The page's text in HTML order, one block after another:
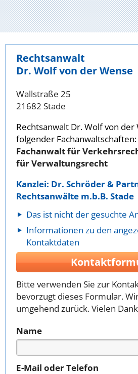
Rechtsanwalt
Dr. Wolf von der Wense
Wallstraße 25
21682 Stade
Rechtsanwalt Dr. Wolf von
folgender Fachanwaltschaften:
Fachanwalt für
für Verwaltungsrecht
Kanzlei: Dr. Schröder &
Rechtsanwälte m.b.B. Stade
Das ist nicht der gesuchte
Informationen zu den
Kontaktdaten
Bitte verwenden Sie zur
bevorzugt dieses Formular.
umgehend zurück. Vielen
Name
E-Mail oder Telefon